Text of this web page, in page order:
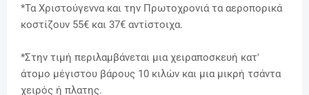
*Τα Χριστούγεννα και την Πρωτοχρονιά τα αεροπορικά
κοστίζουν 55€ και 37€ αντίστοιχα.
*Στην τιμή περιλαμβάνεται μια χειραποσκευή κατ'
άτομο μέγιστου βάρους 10 κιλών και μια μικρή τσάντα
χειρός ή πλατης.